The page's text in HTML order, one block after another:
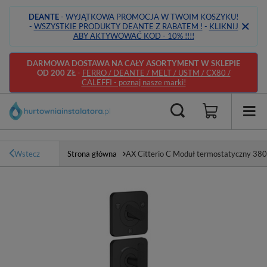
DEANTE- WYJĄTKOWA PROMOCJA W TWOIM KOSZYKU!
- WSZYSTKIE PRODUKTY DEANTE Z RABATEM ! - KLIKNIJ
ABY AKTYWOWAĆ KOD - 10% !!!!
DARMOWA DOSTAWA NA CAŁY ASORTYMENT W SKLEPIE
OD 200 ZŁ- FERRO / DEANTE / MELT / USTM / CX80 /
CALEFFI - poznaj nasze marki!
Wstecz Strona główna AX Citterio C Moduł termostatyczny